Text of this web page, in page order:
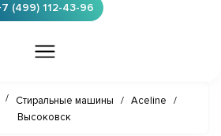
(499) 112-43-96
/ Стиральные машины / Aceline
/
Высоковск